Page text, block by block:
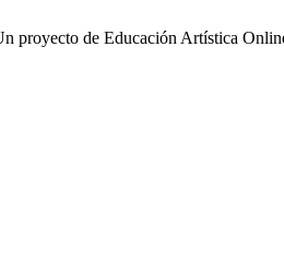
proyecto de Educación Artística